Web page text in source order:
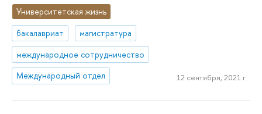
Университетская жизнь
бакалавриат
магистратура
международное сотрудничество
Международный отдел
12 сентября, 2021 г.